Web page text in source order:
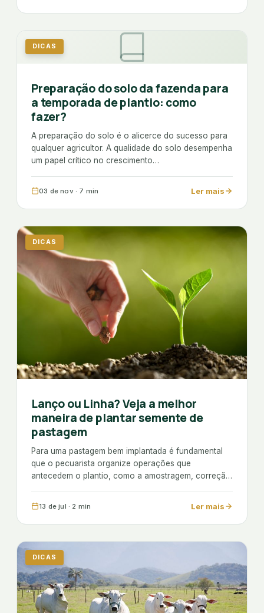
impulsionar a produtividade com qualidade e
DICAS
Preparação do solo da fazenda para
a temporada de plantio: como
fazer?
A preparação do solo é o alicerce do sucesso para
qualquer agricultor. A qualidade do solo desempenha
um papel crítico no crescimento…
03 de nov · 7 min Ler mais
DICAS
Lanço ou Linha? Veja a melhor
maneira de plantar semente de
pastagem
Para uma pastagem bem implantada é fundamental
que o pecuarista organize operações que
antecedem o plantio, como a amostragem, correção
13 de jul · 2 min Ler mais
DICAS